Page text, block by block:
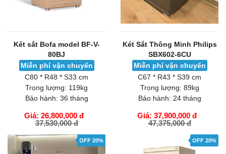
Két sắt Bofa model BF-V-
80BJ
Miễn phí vận chuyển
C80 * R48 * S33 cm
Trọng lượng: 119kg
Bảo hành: 36 tháng
Giá: 26,800,000 đ
37,530,000 đ
GIỎ HÀNG
Két Sắt Thông Minh Philips
SBX602-6CU
Miễn phí vận chuyển
C67 * R43 * S39 cm
Trọng lượng: 89kg
Bảo hành: 24 tháng
Giá: 37,900,000 đ
47,375,000 đ
GIỎ HÀNG
OFF 20% OFF 20%